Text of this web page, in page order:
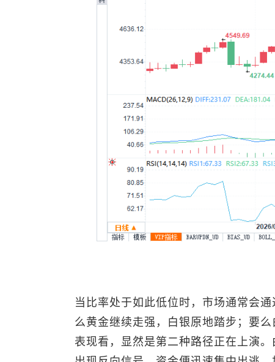
当比率处于如此低位时，市场通常会
么黄金继续走强，白银原地踏步；要
表现看，显然是第二种路径正在上演